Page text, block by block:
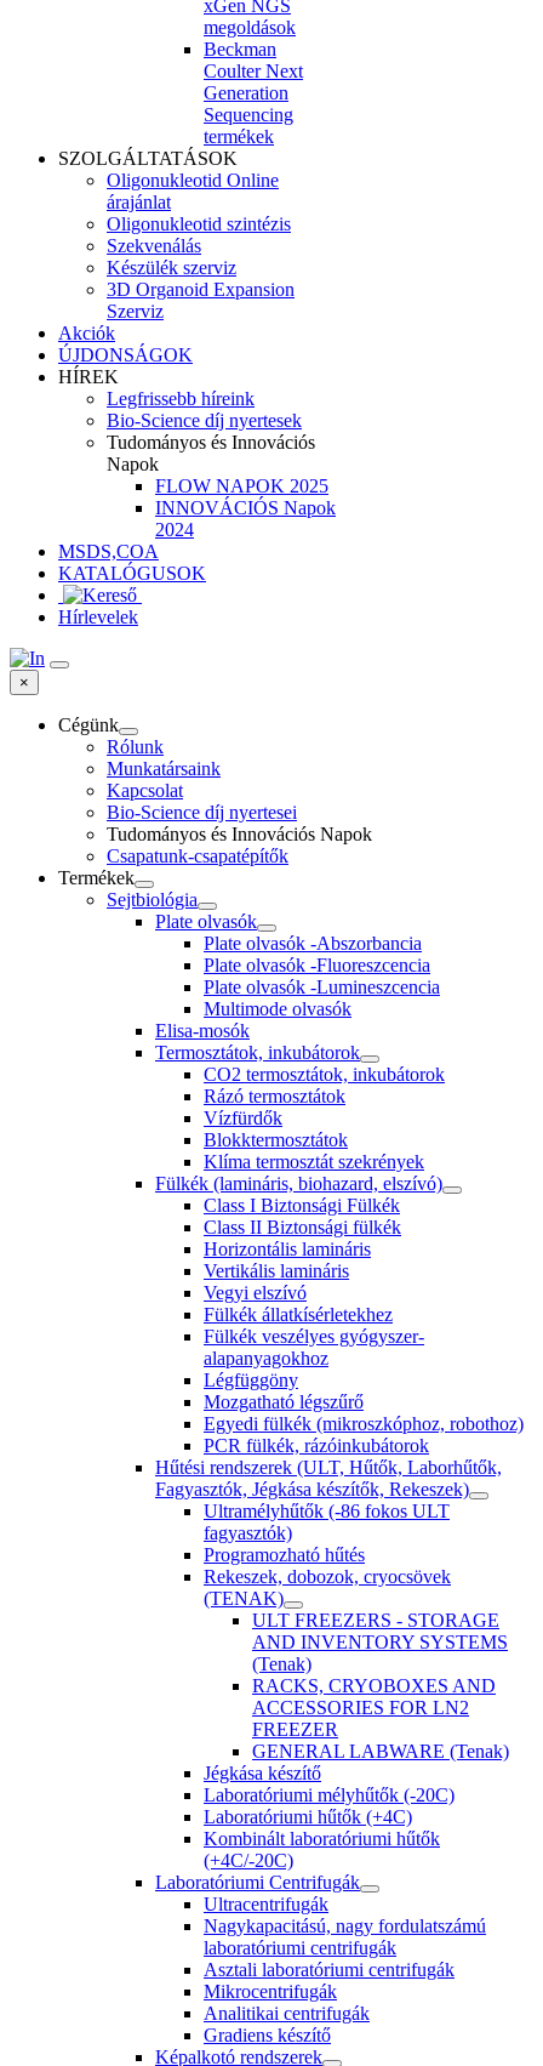
xGen NGS
megoldások
Beckman
Coulter Next
Generation
Sequencing
termékek
SZOLGÁLTATÁSOK
Oligonukleotid Online
árajánlat
Oligonukleotid szintézis
Szekvenálás
Készülék szerviz
3D Organoid Expansion
Szerviz
Akciók
ÚJDONSÁGOK
HÍREK
Legfrissebb híreink
Bio-Science díj nyertesek
Tudományos és Innovációs
Napok
FLOW NAPOK 2025
INNOVÁCIÓS Napok
2024
MSDS,COA
KATALÓGUSOK
Hírlevelek
×
Cégünk
Rólunk
Munkatársaink
Kapcsolat
Bio-Science díj nyertesei
Tudományos és Innovációs Napok
Csapatunk-csapatépítők
Termékek
Sejtbiológia
Plate olvasók
Plate olvasók -Abszorbancia
Plate olvasók -Fluoreszcencia
Plate olvasók -Lumineszcencia
Multimode olvasók
Elisa-mosók
Termosztátok, inkubátorok
CO2 termosztátok, inkubátorok
Rázó termosztátok
Vízfürdők
Blokktermosztátok
Klíma termosztát szekrények
Fülkék (lamináris, biohazard, elszívó)
Class I Biztonsági Fülkék
Class II Biztonsági fülkék
Horizontális lamináris
Vertikális lamináris
Vegyi elszívó
Fülkék állatkísérletekhez
Fülkék veszélyes gyógyszer-
alapanyagokhoz
Légfüggöny
Mozgatható légszűrő
Egyedi fülkék (mikroszkóphoz, robothoz)
PCR fülkék, rázóinkubátorok
Hűtési rendszerek (ULT, Hűtők, Laborhűtők,
Fagyasztók, Jégkása készítők, Rekeszek)
Ultramélyhűtők (-86 fokos ULT
fagyasztók)
Programozható hűtés
Rekeszek, dobozok, cryocsövek
(TENAK)
ULT FREEZERS - STORAGE
AND INVENTORY SYSTEMS
(Tenak)
RACKS, CRYOBOXES AND
ACCESSORIES FOR LN2
FREEZER
GENERAL LABWARE (Tenak)
Jégkása készítő
Laboratóriumi mélyhűtők (-20C)
Laboratóriumi hűtők (+4C)
Kombinált laboratóriumi hűtők
(+4C/-20C)
Laboratóriumi Centrifugák
Ultracentrifugák
Nagykapacitású, nagy fordulatszámú
laboratóriumi centrifugák
Asztali laboratóriumi centrifugák
Mikrocentrifugák
Analitikai centrifugák
Gradiens készítő
Képalkotó rendszerek